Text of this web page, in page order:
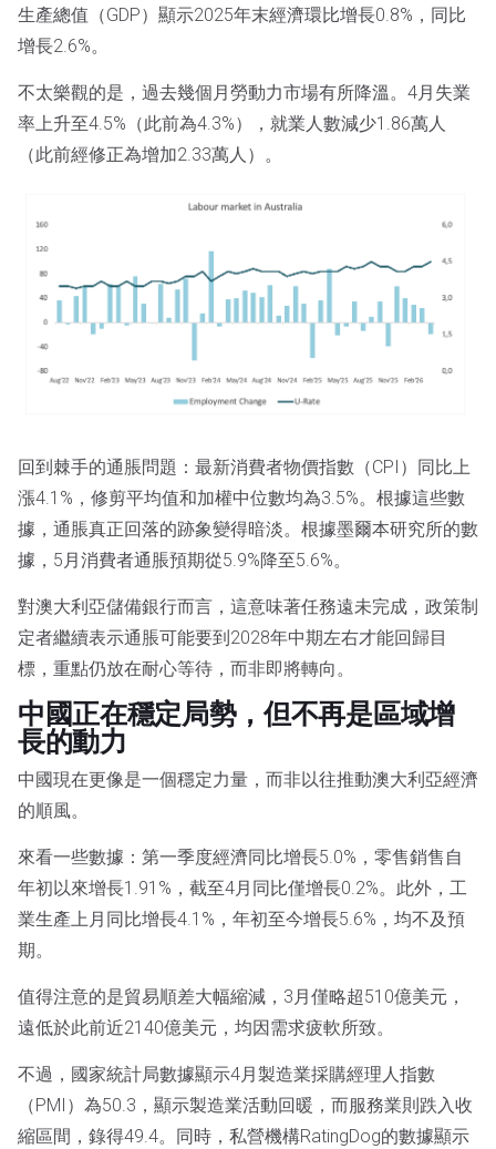
生產總值（GDP）顯示2025年末經濟環比增長0.8%，同比
增長2.6%。
不太樂觀的是，過去幾個月勞動力市場有所降溫。4月失業
率上升至4.5%（此前為4.3%），就業人數減少1.86萬人
（此前經修正為增加2.33萬人）。
回到棘手的通脹問題：最新消費者物價指數（CPI）同比上
漲4.1%，修剪平均值和加權中位數均為3.5%。根據這些數
據，通脹真正回落的跡象變得暗淡。根據墨爾本研究所的數
據，5月消費者通脹預期從5.9%降至5.6%。
對澳大利亞儲備銀行而言，這意味著任務遠未完成，政策制
定者繼續表示通脹可能要到2028年中期左右才能回歸目
標，重點仍放在耐心等待，而非即將轉向。
中國正在穩定局勢，但不再是區域增
長的動力
中國現在更像是一個穩定力量，而非以往推動澳大利亞經濟
的順風。
來看一些數據：第一季度經濟同比增長5.0%，零售銷售自
年初以來增長1.91%，截至4月同比僅增長0.2%。此外，工
業生產上月同比增長4.1%，年初至今增長5.6%，均不及預
期。
值得注意的是貿易順差大幅縮減，3月僅略超510億美元，
遠低於此前近2140億美元，均因需求疲軟所致。
不過，國家統計局數據顯示4月製造業採購經理人指數
（PMI）為50.3，顯示製造業活動回暖，而服務業則跌入收
縮區間，錄得49.4。同時，私營機構RatingDog的數據顯示